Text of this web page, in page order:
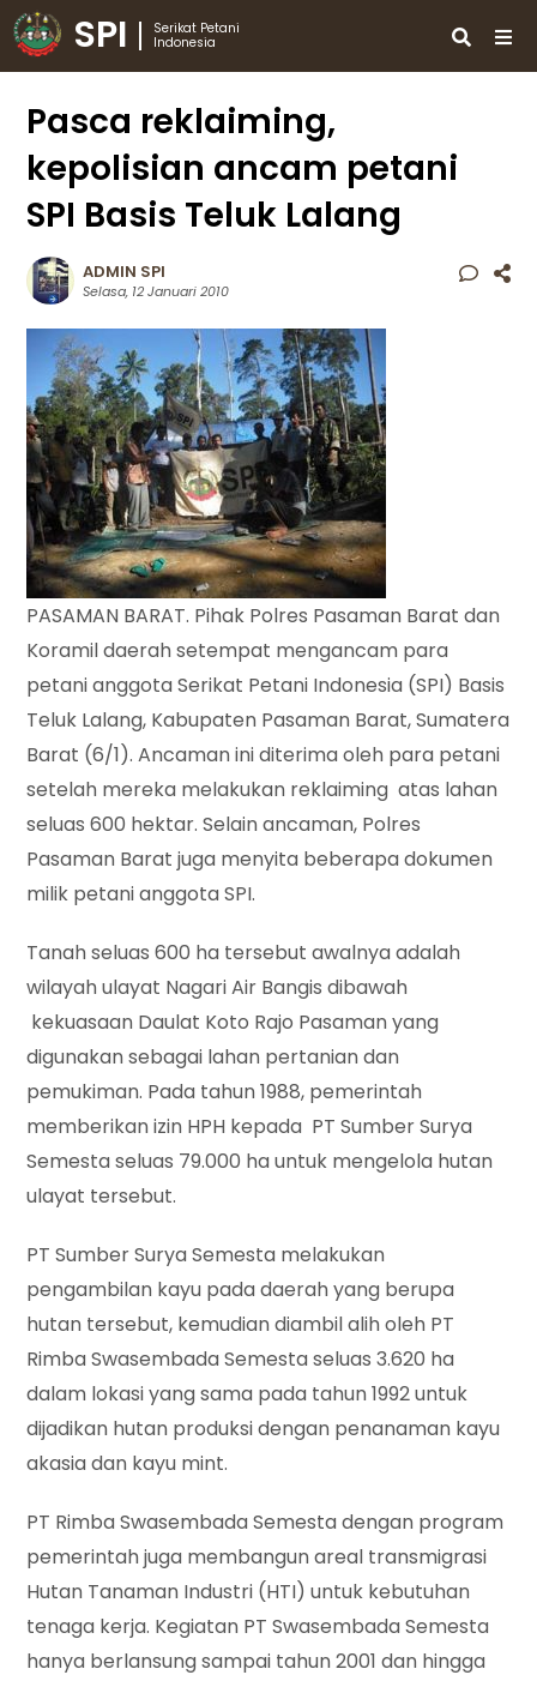
SPI
Serikat Petani
Indonesia
Pasca reklaiming,
kepolisian ancam petani
SPI Basis Teluk Lalang
ADMIN SPI
Selasa, 12 Januari 2010
PASAMAN BARAT. Pihak Polres Pasaman Barat dan
Koramil daerah setempat mengancam para
petani anggota Serikat Petani Indonesia (SPI) Basis
Teluk Lalang, Kabupaten Pasaman Barat, Sumatera
Barat (6/1). Ancaman ini diterima oleh para petani
setelah mereka melakukan reklaiming atas lahan
seluas 600 hektar. Selain ancaman, Polres
Pasaman Barat juga menyita beberapa dokumen
milik petani anggota SPI.
Tanah seluas 600 ha tersebut awalnya adalah
wilayah ulayat Nagari Air Bangis dibawah
kekuasaan Daulat Koto Rajo Pasaman yang
digunakan sebagai lahan pertanian dan
pemukiman. Pada tahun 1988, pemerintah
memberikan izin HPH kepada PT Sumber Surya
Semesta seluas 79.000 ha untuk mengelola hutan
ulayat tersebut.
PT Sumber Surya Semesta melakukan
pengambilan kayu pada daerah yang berupa
hutan tersebut, kemudian diambil alih oleh PT
Rimba Swasembada Semesta seluas 3.620 ha
dalam lokasi yang sama pada tahun 1992 untuk
dijadikan hutan produksi dengan penanaman kayu
akasia dan kayu mint.
PT Rimba Swasembada Semesta dengan program
pemerintah juga membangun areal transmigrasi
Hutan Tanaman Industri (HTI) untuk kebutuhan
tenaga kerja. Kegiatan PT Swasembada Semesta
hanya berlansung sampai tahun 2001 dan hingga